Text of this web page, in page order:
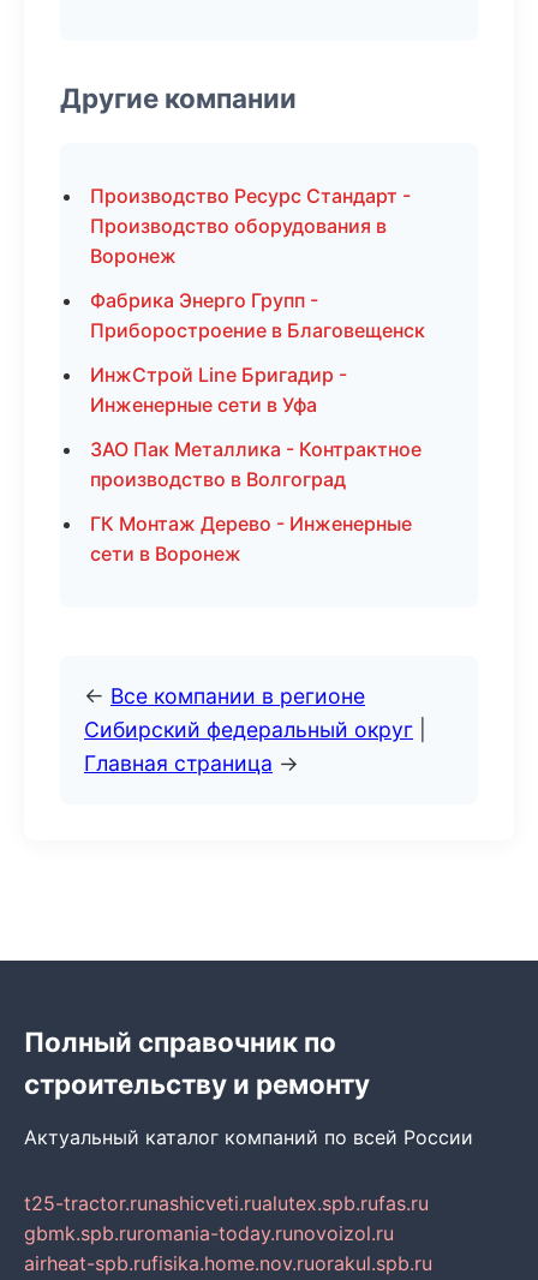
Другие компании
Производство Ресурс Стандарт -
Производство оборудования в
Воронеж
Фабрика Энерго Групп -
Приборостроение в Благовещенск
ИнжСтрой Line Бригадир -
Инженерные сети в Уфа
ЗАО Пак Металлика - Контрактное
производство в Волгоград
ГК Монтаж Дерево - Инженерные
сети в Воронеж
← Все компании в регионе
Сибирский федеральный округ
Главная страница →
Полный справочник по
строительству и ремонту
Актуальный каталог компаний по всей России
t25-tractor.runashicveti.rualutex.spb.rufas.ru
gbmk.spb.ruromania-today.runovoizol.ru
airheat-spb.rufisika.home.nov.ruorakul.spb.ru